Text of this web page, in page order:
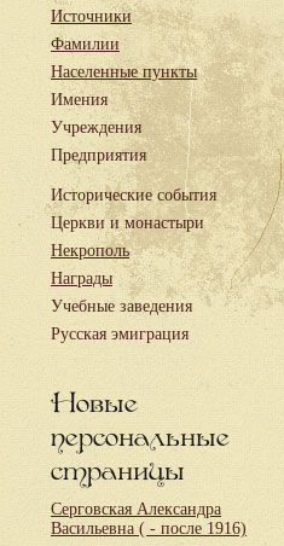
Источники
Фамилии
Населенные пункты
Имения
Учреждения
Предприятия
Исторические события
Церкви и монастыри
Некрополь
Награды
Учебные заведения
Русская эмиграция
Новые
персональные
страницы
Серговская Александра
Васильевна ( - после 1916)